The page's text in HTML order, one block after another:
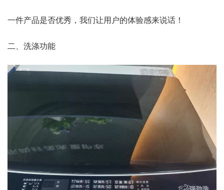
一件产品是否优秀，我们让用户的体验感来说话！
二、洗涤功能